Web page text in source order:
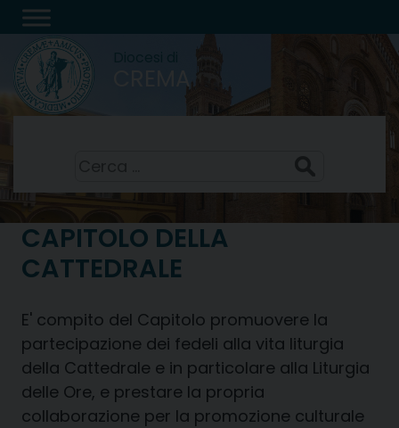
Skip
to
content
CREMA
CAPITOLO DELLA
CATTEDRALE
E' compito del Capitolo promuovere la
partecipazione dei fedeli alla vita liturgia
della Cattedrale e in particolare alla Liturgia
delle Ore, e prestare la propria
collaborazione per la promozione culturale